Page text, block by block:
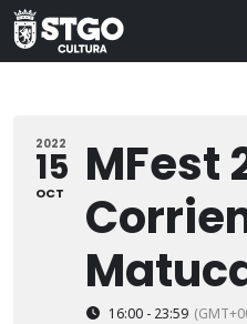
2022
15
OCT
MFest
16:00 - 23:59